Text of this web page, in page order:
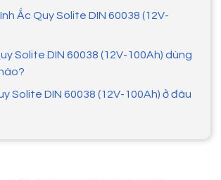
Ắc Quy Solite DIN 60038 (12V-
Solite DIN 60038 (12V-100Ah) dùng
Solite DIN 60038 (12V-100Ah) ở đâu